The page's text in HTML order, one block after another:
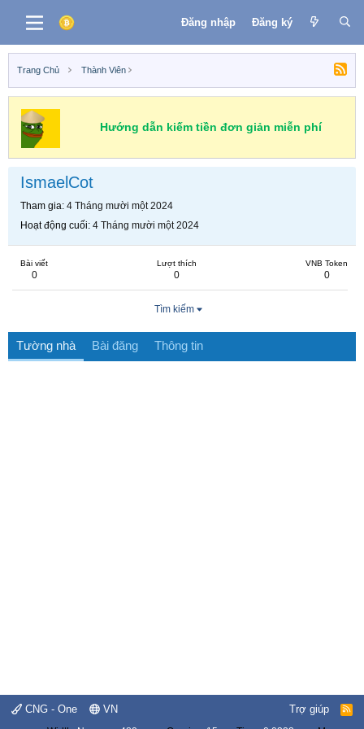
Đăng nhập Đăng ký
Trang Chủ Thành Viên
Hướng dẫn kiếm tiền đơn giản miễn phí
IsmaelCot
Tham gia 4 Tháng mười một 2024
Hoạt động cuối 4 Tháng mười một 2024
Bài viết
0
Lượt thích
0
VNB Token
0
Tìm kiếm
Tường nhà Bài đăng Thông tin
CNG - One VN Trợ giúp
R